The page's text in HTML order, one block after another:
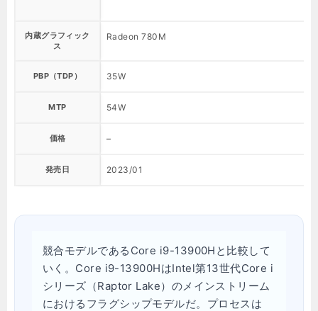
内蔵グラフィック
ス
Radeon 780M
PBP（TDP） 35W
MTP 54W
価格 –
発売日 2023/01
競合モデルであるCore i9-13900Hと比較して
いく。Core i9-13900HはIntel第13世代Core i
シリーズ（Raptor Lake）のメインストリーム
におけるフラグシップモデルだ。プロセスは